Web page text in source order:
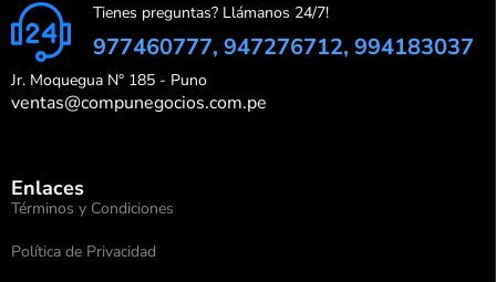
Tienes preguntas? Llámanos 24/7!
977460777, 947276712, 994183037
Jr. Moquegua N° 185 - Puno
ventas@compunegocios.com.pe
Enlaces
Términos y Condiciones
Política de Privacidad